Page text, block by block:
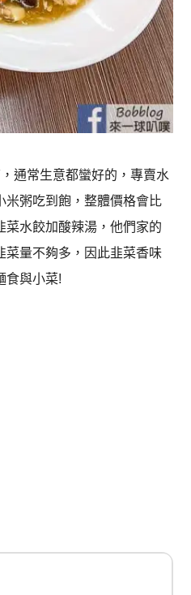
通常生意都蠻好的，專賣水
米粥吃到飽，整體價格會比
菜水餃加酸辣湯，他們家的
菜量不夠多，因此韭菜香味
食與小菜!